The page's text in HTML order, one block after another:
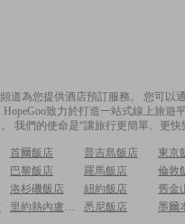
頻道為您提供酒店預訂服務。 您可
HopeGoo致力於打造一站式線上旅
我們的使命是“讓旅行更簡單、更
首爾飯店 普吉島飯店
東京
巴黎飯店 羅馬飯店
倫敦
洛杉磯飯店 紐約飯店
舊金
里約熱內盧飯店 悉尼飯店 墨爾